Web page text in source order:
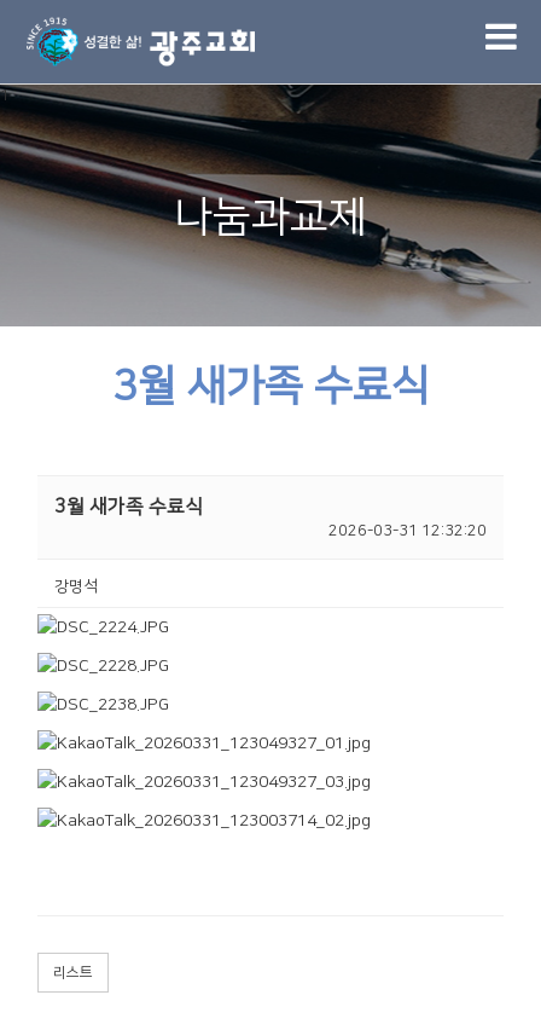
1
나눔과교제
3월 새가족 수료식
3월 새가족 수료식
2026-03-31 12:32:20
강명석
리스트